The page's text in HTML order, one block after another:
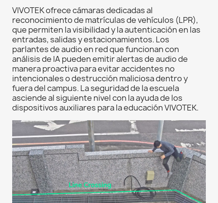
VIVOTEK ofrece cámaras dedicadas al
reconocimiento de matrículas de vehículos (LPR),
que permiten la visibilidad y la autenticación en las
entradas, salidas y estacionamientos. Los
parlantes de audio en red que funcionan con
análisis de IA pueden emitir alertas de audio de
manera proactiva para evitar accidentes no
intencionales o destrucción maliciosa dentro y
fuera del campus. La seguridad de la escuela
asciende al siguiente nivel con la ayuda de los
dispositivos auxiliares para la educación VIVOTEK.